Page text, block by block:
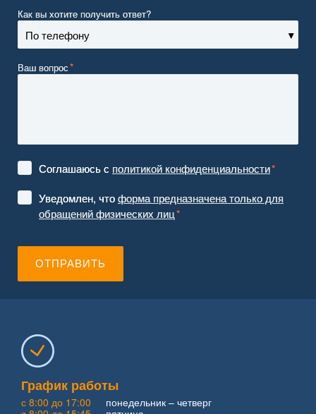
График работы
с 8:00 до 17:00
понедельник – четверг